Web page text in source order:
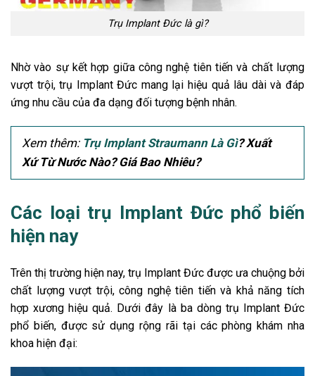
Trụ Implant Đức là gì?
Nhờ vào sự kết hợp giữa công nghệ tiên tiến và chất lượng
vượt trội, trụ Implant Đức mang lại hiệu quả lâu dài và đáp
ứng nhu cầu của đa dạng đối tượng bệnh nhân.
Xem thêm: Trụ Implant Straumann Là Gì? Xuất
Xứ Từ Nước Nào? Giá Bao Nhiêu?
Các loại trụ Implant Đức phổ biến
hiện nay
Trên thị trường hiện nay, trụ Implant Đức được ưa chuộng bởi
chất lượng vượt trội, công nghệ tiên tiến và khả năng tích
hợp xương hiệu quả. Dưới đây là ba dòng trụ Implant Đức
phổ biến, được sử dụng rộng rãi tại các phòng khám nha
khoa hiện đại: